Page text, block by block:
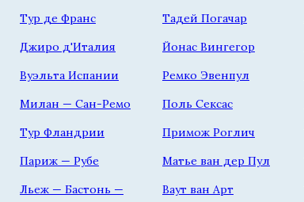
Тур де Франс
Джиро д'Италия
Вуэльта Испании
Милан — Сан-Ремо
Тур Фландрии
Париж — Рубе
Льеж — Бастонь —
Тадей Погачар
Йонас Вингегор
Ремко Эвенпул
Поль Сексас
Примож Роглич
Матье ван дер Пул
Ваут ван Арт